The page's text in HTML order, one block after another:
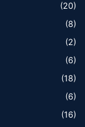
(20)
(8)
(2)
(6)
(18)
(6)
(16)